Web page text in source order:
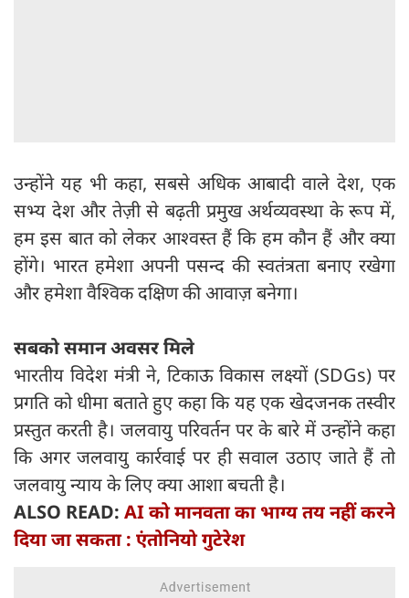
उन्होंने यह भी कहा, सबसे अधिक आबादी वाले देश, एक
सभ्य देश और तेज़ी से बढ़ती प्रमुख अर्थव्यवस्था के रूप में,
हम इस बात को लेकर आश्वस्त हैं कि हम कौन हैं और क्या
होंगे। भारत हमेशा अपनी पसन्द की स्वतंत्रता बनाए रखेगा
और हमेशा वैश्विक दक्षिण की आवाज़ बनेगा।
सबको समान अवसर मिले
भारतीय विदेश मंत्री ने, टिकाऊ विकास लक्ष्यों (SDGs) पर
प्रगति को धीमा बताते हुए कहा कि यह एक खेदजनक तस्वीर
प्रस्तुत करती है। जलवायु परिवर्तन पर के बारे में उन्होंने कहा
कि अगर जलवायु कार्रवाई पर ही सवाल उठाए जाते हैं तो
जलवायु न्याय के लिए क्या आशा बचती है।
ALSO READ: AI को मानवता का भाग्य तय नहीं करने
दिया जा सकता : एंतोनियो गुटेरेश